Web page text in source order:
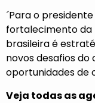
´Para o
fortalecimento da
brasileira é
novos desafios
oportunidades de
Veja todas as